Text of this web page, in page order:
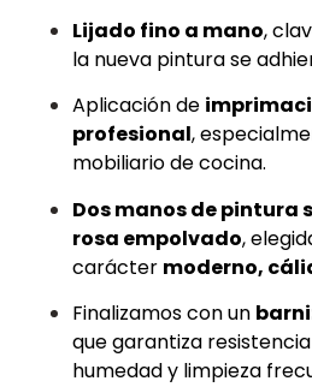
Lijado fino a mano,
la nueva pintura se
Aplicación de
profesional,
mobiliario de cocina.
Dos manos de pintura
rosa empolvado,
carácter moderno,
Finalizamos con un
que garantiza
humedad y limpieza